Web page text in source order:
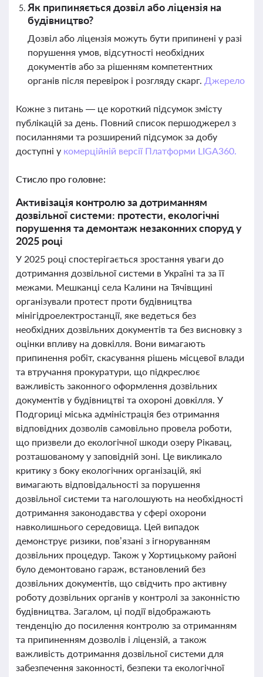
Як припиняється дозвіл або ліцензія на
будівництво?
Дозвіл або ліцензія можуть бути припинені у разі
порушення умов, відсутності необхідних
документів або за рішенням компетентних
органів після перевірок і розгляду скарг. Джерело
Кожне з питань — це короткий підсумок змісту
публікацій за день. Повний список першоджерел з
посиланнями та розширений підсумок за добу
доступні у комерційній версії Платформи LIGA360.
Стисло про головне:
Активізація контролю за дотриманням
дозвільної системи: протести, екологічні
порушення та демонтаж незаконних споруд у
2025 році
У 2025 році спостерігається зростання уваги до
дотримання дозвільної системи в Україні та за її
межами. Мешканці села Калини на Тячівщині
організували протест проти будівництва
мінігідроелектростанції, яке ведеться без
необхідних дозвільних документів та без висновку з
оцінки впливу на довкілля. Вони вимагають
припинення робіт, скасування рішень місцевої влади
та втручання прокуратури, що підкреслює
важливість законного оформлення дозвільних
документів у будівництві та охороні довкілля. У
Подгориці міська адміністрація без отримання
відповідних дозволів самовільно провела роботи,
що призвели до екологічної шкоди озеру Рікавац,
розташованому у заповідній зоні. Це викликало
критику з боку екологічних організацій, які
вимагають відповідальності за порушення
дозвільної системи та наголошують на необхідності
дотримання законодавства у сфері охорони
навколишнього середовища. Цей випадок
демонструє ризики, пов’язані з ігноруванням
дозвільних процедур. Також у Хортицькому районі
було демонтовано гараж, встановлений без
дозвільних документів, що свідчить про активну
роботу дозвільних органів у контролі за законністю
будівництва. Загалом, ці події відображають
тенденцію до посилення контролю за отриманням
та припиненням дозволів і ліцензій, а також
важливість дотримання дозвільної системи для
забезпечення законності, безпеки та екологічної